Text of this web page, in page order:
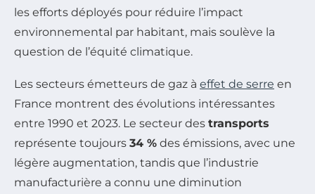
les efforts déployés pour réduire l’impact
environnemental par habitant, mais soulève la
question de l’équité climatique.
Les secteurs émetteurs de gaz à effet de serre en
France montrent des évolutions intéressantes
entre 1990 et 2023. Le secteur des transports
représente toujours 34 % des émissions, avec une
légère augmentation, tandis que l’industrie
manufacturière a connu une diminution